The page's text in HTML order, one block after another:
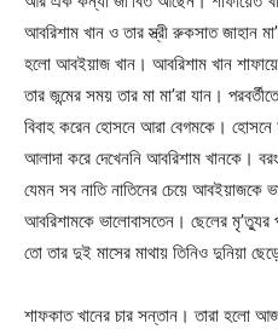
আবরিশাম খান ও তার স্ত্রী রুকসাত জাহান
হলো আবইয়াজ খান। আবরিশাম খান
তার জন্মের সময় তার মা মা’রা যান।
বিবাহ করেন হোসনে আরা বেগমকে।
আলাদা করে দেখেননি আবরিশাম খানকে।
যেমন সব নাতি নাতিনের চেয়ে আবইয়াজকে
আবরিশামকে ভালোবাসতেন। ছেলের
তো তার দুই মাসের মাথায় তিনিও দুনিয়া
শাফকাত খানের চার সন্তান। তারা হলো